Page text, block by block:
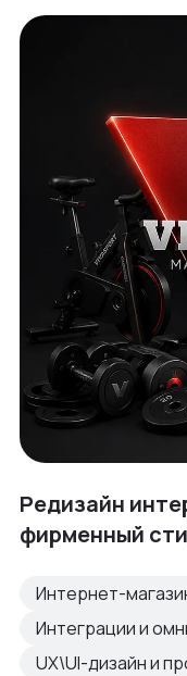
Редизайн
фирменный
Интернет-
Интеграции и
UX\UI-дизайн и